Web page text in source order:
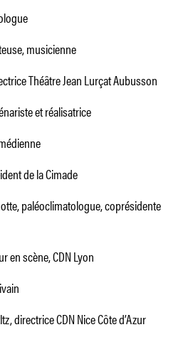
musicienne
Théâtre Jean Lurçat Aubusson
et réalisatrice
de la Cimade
paléoclimatologue, coprésidente
en scène, CDN Lyon
directrice CDN Nice Côte d’Azur